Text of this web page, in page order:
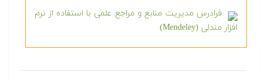
فرادرس مدیریت منابع و مراجع علمی با استفاده از نرم
افزار مندلی (Mendeley)